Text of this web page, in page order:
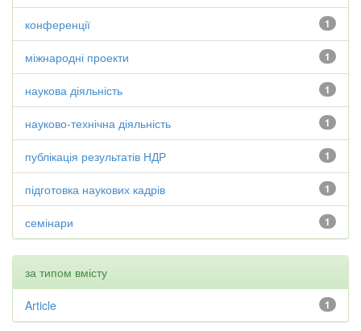
1
конференції
1
міжнародні проекти
1
наукова діяльність
1
науково-технічна діяльність
1
публікація результатів НДР
1
підготовка наукових кадрів
1
семінари
за типом вмісту
1
Article